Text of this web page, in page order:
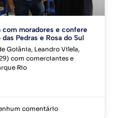
moradores e confere
Pedras e Rosa do Sul
Goiânia, Leandro Vilela,
com comerciantes e
Rio
comentário